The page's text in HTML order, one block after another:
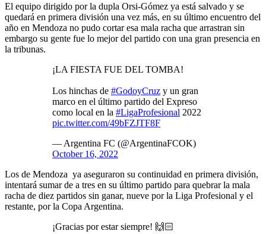
El equipo dirigido por la dupla Orsi-Gómez ya está salvado y se
quedará en primera división una vez más, en su último encuentro del
año en Mendoza no pudo cortar esa mala racha que arrastran sin
embargo su gente fue lo mejor del partido con una gran presencia en
la tribunas.
¡LA FIESTA FUE DEL TOMBA!
Los hinchas de #GodoyCruz y un gran
marco en el último partido del Expreso
como local en la #LigaProfesional 2022
pic.twitter.com/49bFZJTF8F
— Argentina FC (@ArgentinaFCOK)
October 16, 2022
Los de Mendoza ya aseguraron su continuidad en primera división,
intentará sumar de a tres en su último partido para quebrar la mala
racha de diez partidos sin ganar, nueve por la Liga Profesional y el
restante, por la Copa Argentina.
¡Gracias por estar siempre! 🙌🏻